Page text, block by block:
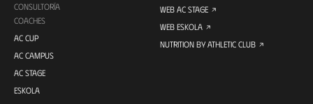
CONSULTORÍA
COACHES
AC CUP
AC CAMPUS
AC STAGE
ESKOLA
WEB AC STAGE
WEB ESKOLA
NUTRITION BY ATHLETIC CLUB